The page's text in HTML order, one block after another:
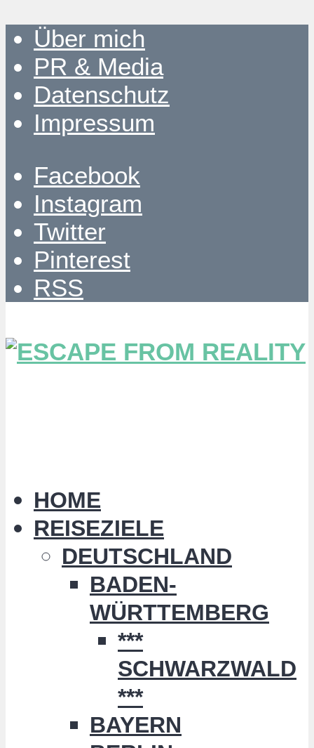
Über mich
PR & Media
Datenschutz
Impressum
Facebook
Instagram
Twitter
Pinterest
RSS
HOME
REISEZIELE
DEUTSCHLAND
BADEN-
WÜRTTEMBERG
***
SCHWARZWALD
***
BAYERN